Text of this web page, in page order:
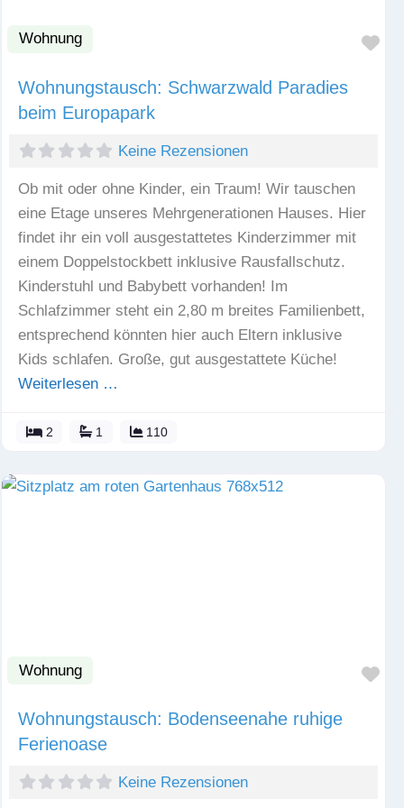
Wohnung
Wohnungstausch: Schwarzwald Paradies
beim Europapark
Keine Rezensionen
Ob mit oder ohne Kinder, ein Traum! Wir tauschen
eine Etage unseres Mehrgenerationen Hauses. Hier
findet ihr ein voll ausgestattetes Kinderzimmer mit
einem Doppelstockbett inklusive Rausfallschutz.
Kinderstuhl und Babybett vorhanden! Im
Schlafzimmer steht ein 2,80 m breites Familienbett,
entsprechend könnten hier auch Eltern inklusive
Kids schlafen. Große, gut ausgestattete Küche!
Weiterlesen …
2 1 110
Wohnung
Wohnungstausch: Bodenseenahe ruhige
Ferienoase
Keine Rezensionen